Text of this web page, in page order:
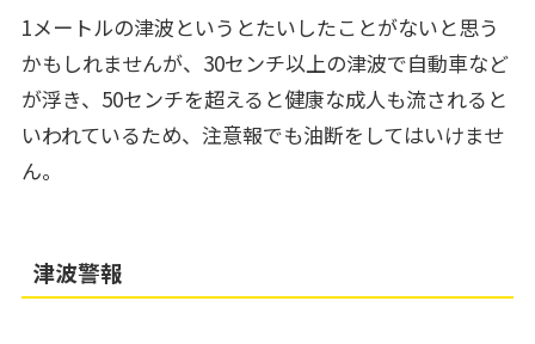
1メートルの津波というとたいしたことがないと思う
かもしれませんが、30センチ以上の津波で自動車など
が浮き、50センチを超えると健康な成人も流されると
いわれているため、注意報でも油断をしてはいけませ
ん。
津波警報